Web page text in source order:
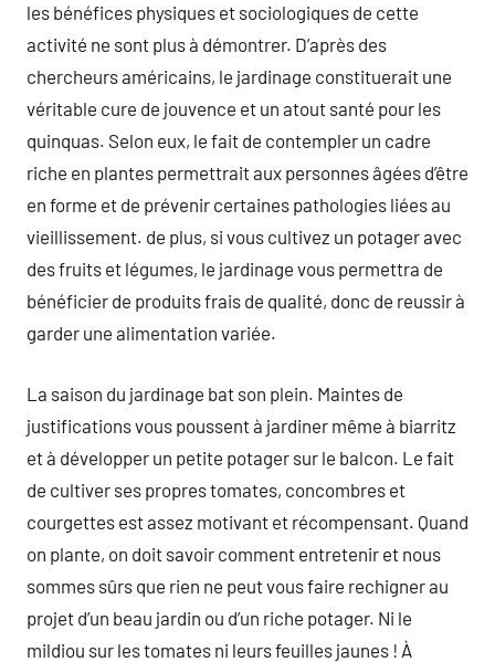
les bénéfices physiques et sociologiques de cette
activité ne sont plus à démontrer. D’après des
chercheurs américains, le jardinage constituerait une
véritable cure de jouvence et un atout santé pour les
quinquas. Selon eux, le fait de contempler un cadre
riche en plantes permettrait aux personnes âgées d’être
en forme et de prévenir certaines pathologies liées au
vieillissement. de plus, si vous cultivez un potager avec
des fruits et légumes, le jardinage vous permettra de
bénéficier de produits frais de qualité, donc de reussir à
garder une alimentation variée.
La saison du jardinage bat son plein. Maintes de
justifications vous poussent à jardiner même à biarritz
et à développer un petite potager sur le balcon. Le fait
de cultiver ses propres tomates, concombres et
courgettes est assez motivant et récompensant. Quand
on plante, on doit savoir comment entretenir et nous
sommes sûrs que rien ne peut vous faire rechigner au
projet d’un beau jardin ou d’un riche potager. Ni le
mildiou sur les tomates ni leurs feuilles jaunes ! À